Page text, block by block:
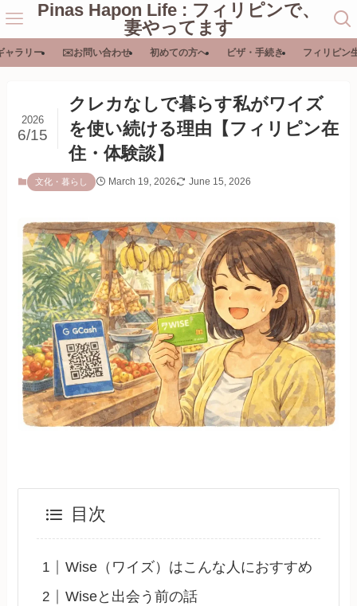
Pinas Hapon Life : フィリピンで、
妻やってます
ャラリー ✉️お問い合わせ 初めての方へ ビザ・手続き フィリピン
クレカなしで暮らす私がワイズ
を使い続ける理由【フィリピン在
住・体験談】
2026
6/15
文化・暮らし March 19, 2026 June 15, 2026
目次
Wise（ワイズ）はこんな人におすすめ
Wiseと出会う前の話